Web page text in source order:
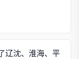
辽沈、淮海、平